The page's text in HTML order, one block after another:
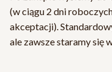
(w ciągu 2 dni
akceptacji).
ale zawsze staramy się